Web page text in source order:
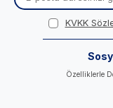
KVKK
Özelliklerle